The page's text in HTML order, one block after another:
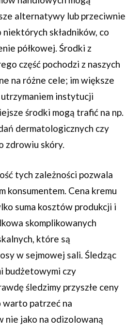
alternatywy lub przeciwnie
składników, co
półkowej. Środki z
część pochodzi z naszych
na różne cele; im większe
instytucji
środki mogą trafić na np.
dermatologicznych czy
zdrowiu skóry.
tych zależności pozwala
konsumentem. Cena kremu
suma kosztów produkcji i
skomplikowanych
które są
w sejmowej sali. Śledząc
budżetowymi czy
śledzimy przyszłe ceny
patrzeć na
nie jako na odizolowaną